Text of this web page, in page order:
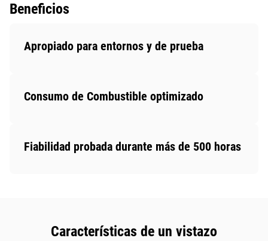
Beneficios
Apropiado para entornos y de prueba
Consumo de Combustible optimizado
Fiabilidad probada durante más de 500 horas
Características de un vistazo